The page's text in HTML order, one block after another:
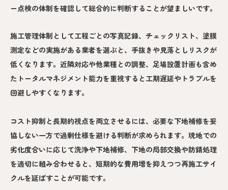
ー点検の体制を確認して総合的に判断することが望ましいです。
施工管理体制として工程ごとの写真記録、チェックリスト、塗膜
測定などの実施がある業者を選ぶと、手抜きや見落としリスクが
低くなります。近隣対応や他業種との調整、足場設置計画も含め
たトータルマネジメント能力を重視すると工期遅延やトラブルを
回避しやすくなります。
コスト抑制と長期的視点を両立させるには、必要な下地補修を妥
協しない一方で過剰仕様を避ける判断が求められます。現地での
劣化度合いに応じて洗浄や下地補修、下地の局部交換や防錆処理
を適切に組み合わせると、短期的な費用増を抑えつつ再施工サイ
クルを延ばすことが可能です。